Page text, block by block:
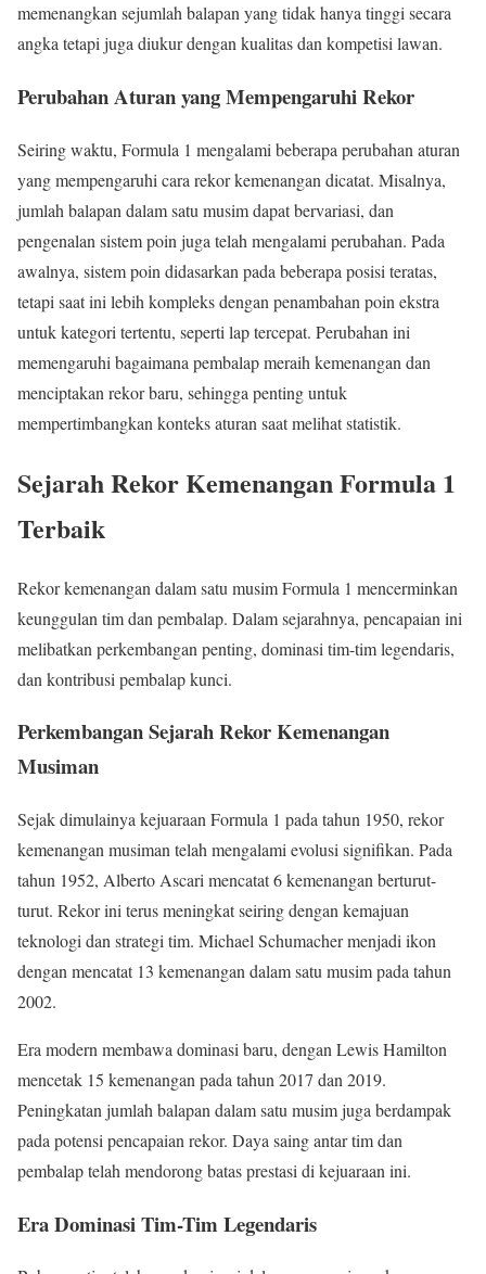
memenangkan sejumlah balapan yang tidak hanya tinggi secara
angka tetapi juga diukur dengan kualitas dan kompetisi lawan.
Perubahan Aturan yang Mempengaruhi Rekor
Seiring waktu, Formula 1 mengalami beberapa perubahan aturan
yang mempengaruhi cara rekor kemenangan dicatat. Misalnya,
jumlah balapan dalam satu musim dapat bervariasi, dan
pengenalan sistem poin juga telah mengalami perubahan. Pada
awalnya, sistem poin didasarkan pada beberapa posisi teratas,
tetapi saat ini lebih kompleks dengan penambahan poin ekstra
untuk kategori tertentu, seperti lap tercepat. Perubahan ini
memengaruhi bagaimana pembalap meraih kemenangan dan
menciptakan rekor baru, sehingga penting untuk
mempertimbangkan konteks aturan saat melihat statistik.
Sejarah Rekor Kemenangan Formula 1
Terbaik
Rekor kemenangan dalam satu musim Formula 1 mencerminkan
keunggulan tim dan pembalap. Dalam sejarahnya, pencapaian ini
melibatkan perkembangan penting, dominasi tim-tim legendaris,
dan kontribusi pembalap kunci.
Perkembangan Sejarah Rekor Kemenangan
Musiman
Sejak dimulainya kejuaraan Formula 1 pada tahun 1950, rekor
kemenangan musiman telah mengalami evolusi signifikan. Pada
tahun 1952, Alberto Ascari mencatat 6 kemenangan berturut-
turut. Rekor ini terus meningkat seiring dengan kemajuan
teknologi dan strategi tim. Michael Schumacher menjadi ikon
dengan mencatat 13 kemenangan dalam satu musim pada tahun
2002.
Era modern membawa dominasi baru, dengan Lewis Hamilton
mencetak 15 kemenangan pada tahun 2017 dan 2019.
Peningkatan jumlah balapan dalam satu musim juga berdampak
pada potensi pencapaian rekor. Daya saing antar tim dan
pembalap telah mendorong batas prestasi di kejuaraan ini.
Era Dominasi Tim-Tim Legendaris